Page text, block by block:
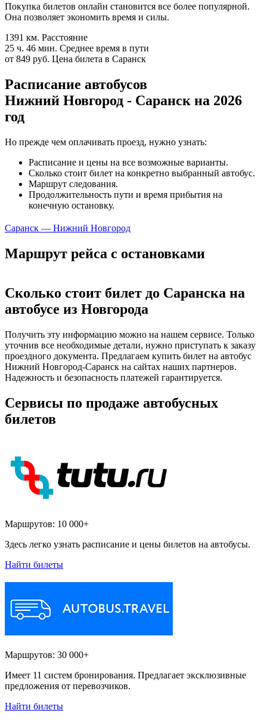
Покупка билетов онлайн становится все более популярной.
Она позволяет экономить время и силы.
1391 км. Расстояние
25 ч. 46 мин. Среднее время в пути
от 849 руб. Цена билета в Саранск
Расписание автобусов
Нижний Новгород - Саранск на 2026
год
Но прежде чем оплачивать проезд, нужно узнать:
Расписание и цены на все возможные варианты.
Сколько стоит билет на конкретно выбранный автобус.
Маршрут следования.
Продолжительность пути и время прибытия на
конечную остановку.
Саранск — Нижний Новгород
Маршрут рейса с остановками
Сколько стоит билет до Саранска на
автобусе из Новгорода
Получить эту информацию можно на нашем сервисе. Только
уточнив все необходимые детали, нужно приступать к заказу
проездного документа. Предлагаем купить билет на автобус
Нижний Новгород-Саранск на сайтах наших партнеров.
Надежность и безопасность платежей гарантируется.
Сервисы по продаже автобусных
билетов
Маршрутов: 10 000+
Здесь легко узнать расписание и цены билетов на автобусы.
Найти билеты
Маршрутов: 30 000+
Имеет 11 систем бронирования. Предлагает эксклюзивные
предложения от перевозчиков.
Найти билеты